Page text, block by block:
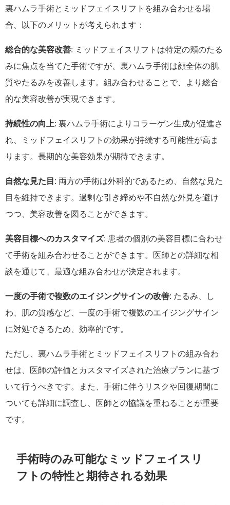
裏ハムラ手術とミッドフェイスリフトを組み合わせる場
合、以下のメリットが考えられます：
総合的な美容改善: ミッドフェイスリフトは特定の頬のたる
みに焦点を当てた手術ですが、裏ハムラ手術は顔全体の肌
質やたるみを改善します。組み合わせることで、より総合
的な美容改善が実現できます。
持続性の向上: 裏ハムラ手術によりコラーゲン生成が促進さ
れ、ミッドフェイスリフトの効果が持続する可能性が高ま
ります。長期的な美容効果が期待できます。
自然な見た目 : 両方の手術は外科的であるため、自然な見た
目を維持できます。過剰な引き締めや不自然な外見を避け
つつ、美容改善を図ることができます。
美容目標へのカスタマイズ: 患者の個別の美容目標に合わせ
て手術を組み合わせることができます。医師との詳細な相
談を通じて、最適な組み合わせが決定されます。
一度の手術で複数のエイジングサインの改善: たるみ、し
わ、肌の質感など、一度の手術で複数のエイジングサイン
に対処できるため、効率的です。
ただし、裏ハムラ手術とミッドフェイスリフトの組み合わ
せは、医師の評価とカスタマイズされた治療プランに基づ
いて行うべきです。また、手術に伴うリスクや回復期間に
ついても詳細に調査し、医師との協議を重ねることが重要
です。
手術時のみ可能なミッドフェイスリ
フトの特性と期待される効果